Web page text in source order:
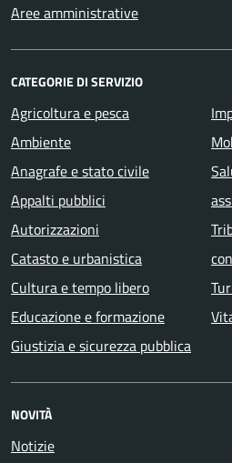
Aree amministrative
CATEGORIE DI SERVIZIO
Agricoltura e pesca
Ambiente
Anagrafe e stato civile
Appalti pubblici
Autorizzazioni
Catasto e urbanistica
Cultura e tempo libero
Educazione e formazione
Giustizia e sicurezza pubblica
NOVITÀ
Notizie